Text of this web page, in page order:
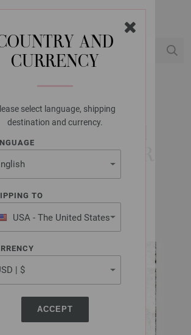
AND
CURRENCY
select language, shipping
destination and currency.
TO
USA - The United States
America
ACCEPT
LANA GROSSA
I
SILKHAIR
Håndstrik Udgave 64 | Model 34